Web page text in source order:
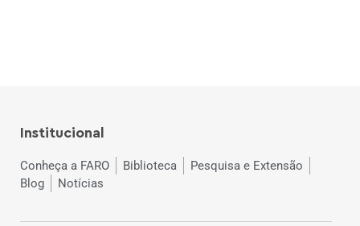
Institucional
Conheça a FARO Biblioteca
Pesquisa e Extensão
Blog
Notícias